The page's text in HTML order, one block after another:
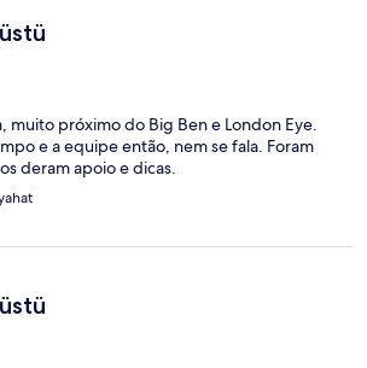
muito próximo do Big Ben e London Eye.
e a equipe então, nem se fala. Foram
deram apoio e dicas.